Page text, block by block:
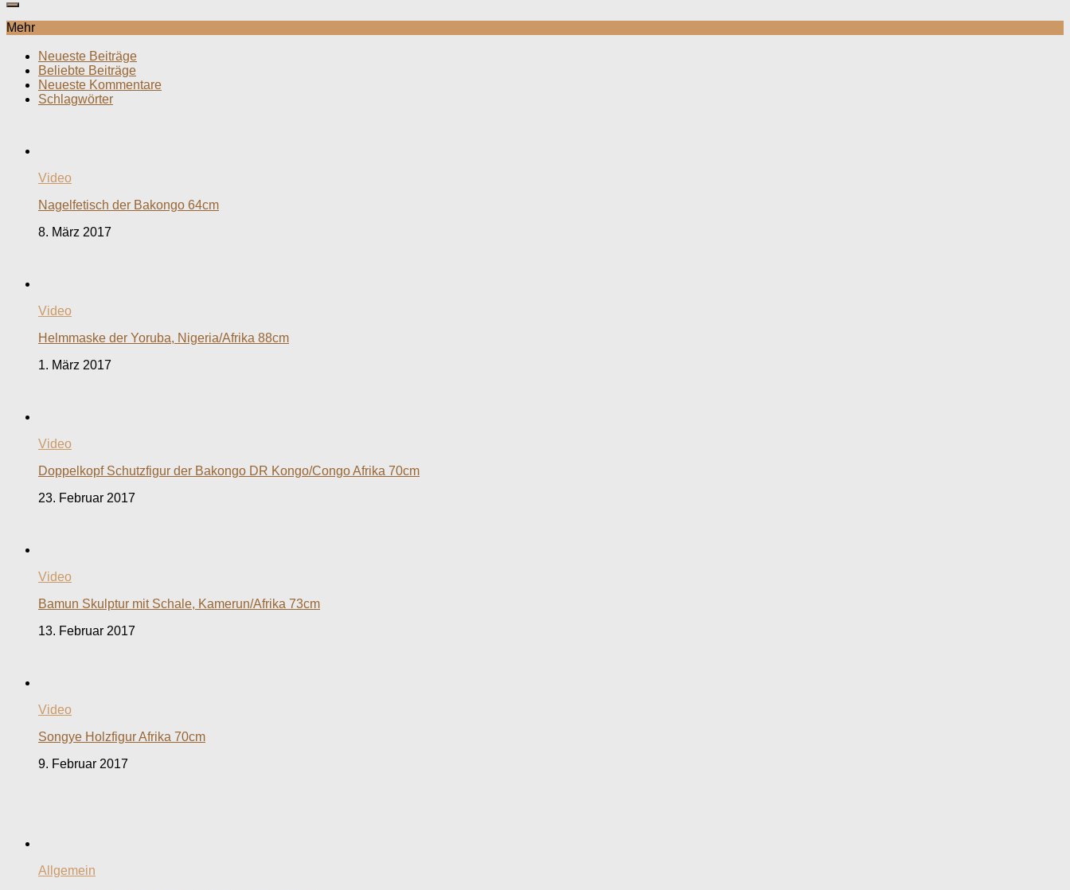
Mehr
Neueste Beiträge
Beliebte Beiträge
Neueste Kommentare
Schlagwörter
Video
Nagelfetisch der Bakongo 64cm
8. März 2017
Video
Helmmaske der Yoruba, Nigeria/Afrika 88cm
1. März 2017
Video
Doppelkopf Schutzfigur der Bakongo DR Kongo/Congo Afrika 70cm
23. Februar 2017
Video
Bamun Skulptur mit Schale, Kamerun/Afrika 73cm
13. Februar 2017
Video
Songye Holzfigur Afrika 70cm
9. Februar 2017
Allgemein